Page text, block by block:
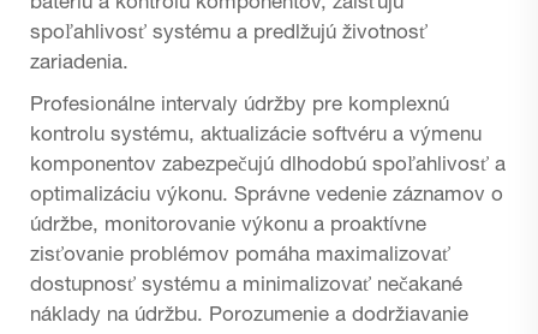
spoľahlivosť systému a predlžujú životnosť
zariadenia.
Profesionálne intervaly údržby pre komplexnú
kontrolu systému, aktualizácie softvéru a výmenu
komponentov zabezpečujú dlhodobú spoľahlivosť a
optimalizáciu výkonu. Správne vedenie záznamov o
údržbe, monitorovanie výkonu a proaktívne
zisťovanie problémov pomáha maximalizovať
dostupnosť systému a minimalizovať nečakané
náklady na údržbu. Porozumenie a dodržiavanie